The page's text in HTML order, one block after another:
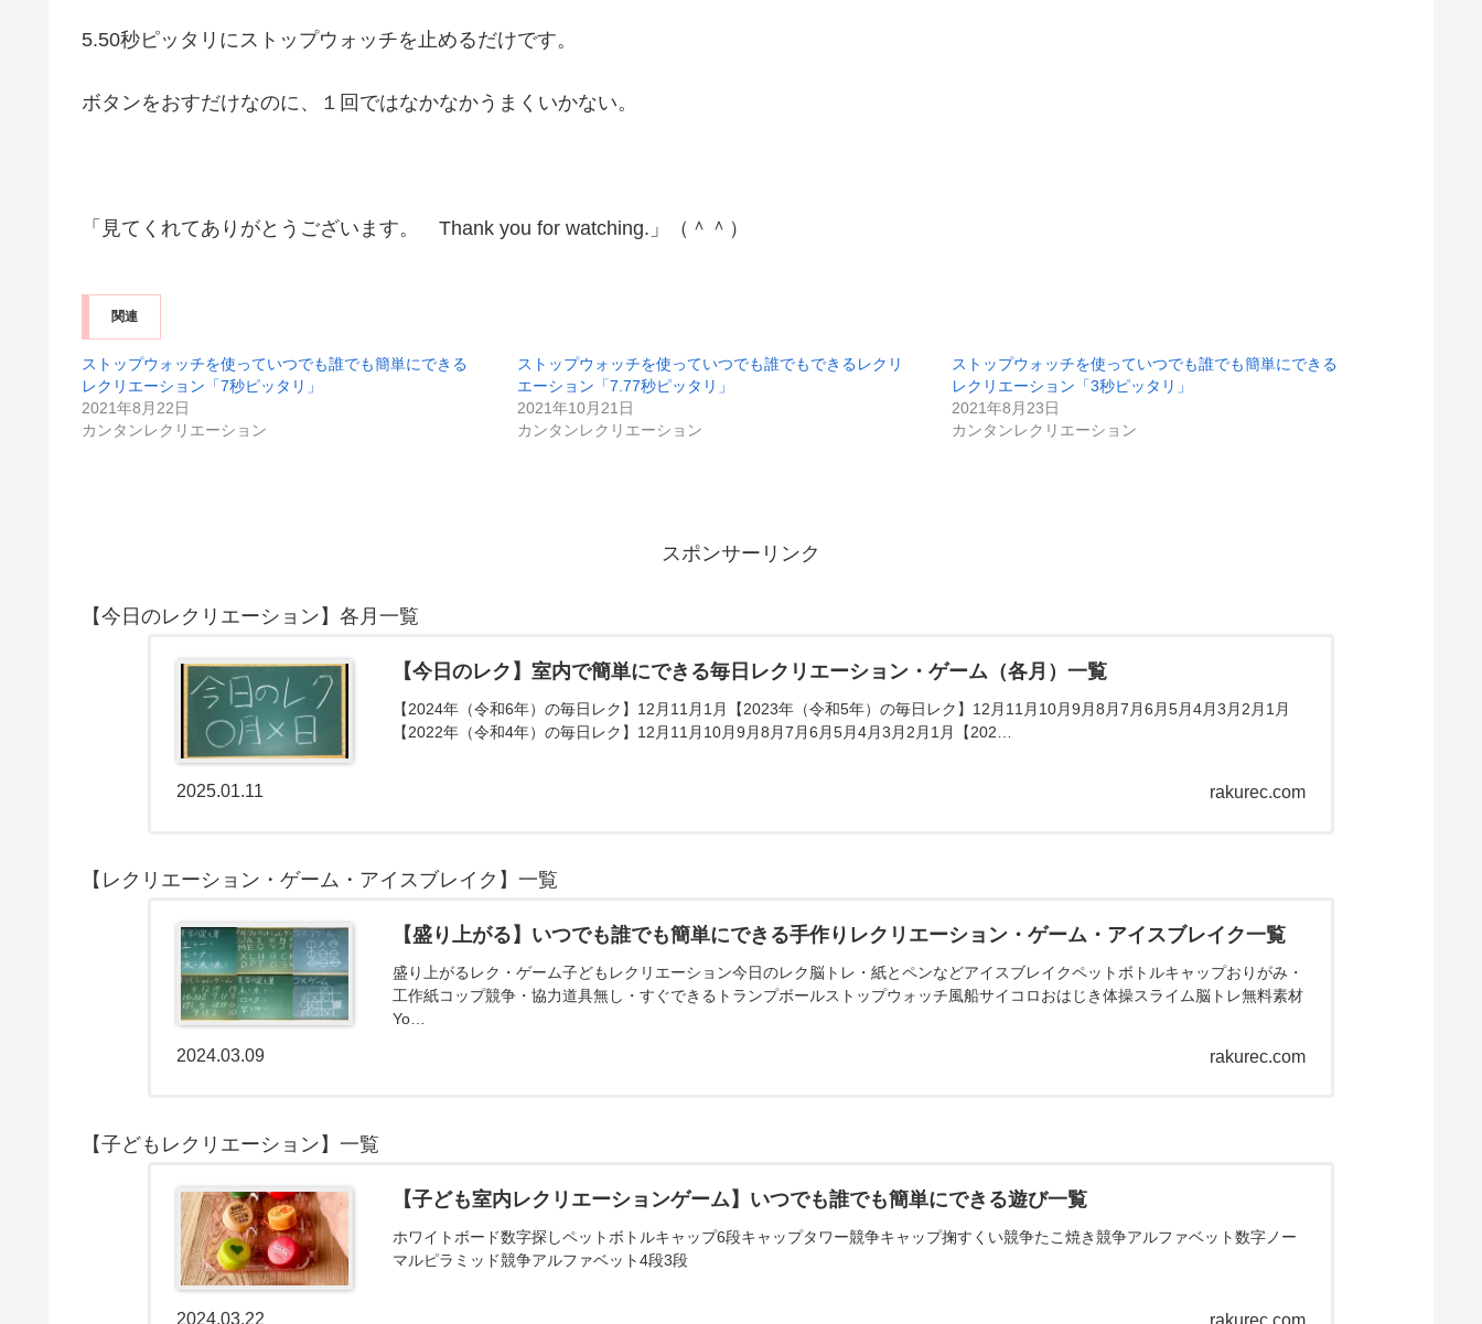
5.50秒ピッタリにストップウォッチを止めるだけです。
ボタンをおすだけなのに、１回ではなかなかうまくいかない。
「見てくれてありがとうございます。 Thank you for watching.」（＾＾）
関連
ストップウォッチを使っていつでも誰でも簡単にできる
レクリエーション「7秒ピッタリ」
2021年8月22日
カンタンレクリエーション
ストップウォッチを使っていつでも誰でもできるレクリ
エーション「7.77秒ピッタリ」
2021年10月21日
カンタンレクリエーション
ストップウォッチを使っていつでも誰でも簡単にできる
レクリエーション「3秒ピッタリ」
2021年8月23日
カンタンレクリエーション
スポンサーリンク
【今日のレクリエーション】各月一覧
【今日のレク】室内で簡単にできる毎日レクリエーション・ゲーム（各月）一覧
【2024年（令和6年）の毎日レク】12月11月1月【2023年（令和5年）の毎日レク】12月11月10月9月8月7月6月5月4月3月2月1月
【2022年（令和4年）の毎日レク】12月11月10月9月8月7月6月5月4月3月2月1月【202…
rakurec.com
2025.01.11
【レクリエーション・ゲーム・アイスブレイク】一覧
【盛り上がる】いつでも誰でも簡単にできる手作りレクリエーション・ゲーム・アイスブレイク一覧
盛り上がるレク・ゲーム子どもレクリエーション今日のレク脳トレ・紙とペンなどアイスブレイクペットボトルキャップおりがみ・
工作紙コップ競争・協力道具無し・すぐできるトランプボールストップウォッチ風船サイコロおはじき体操スライム脳トレ無料素材
Yo…
rakurec.com
2024.03.09
【子どもレクリエーション】一覧
【子ども室内レクリエーションゲーム】いつでも誰でも簡単にできる遊び一覧
ホワイトボード数字探しペットボトルキャップ6段キャップタワー競争キャップ掬すくい競争たこ焼き競争アルファベット数字ノー
マルピラミッド競争アルファベット4段3段
rakurec.com
2024.03.22